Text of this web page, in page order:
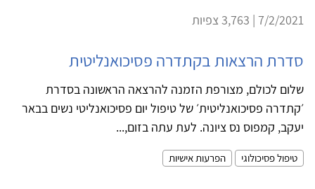
7/2/2021 | 3,763 צפיות
סדרת הרצאות בקתדרה פסיכואנליטית
שלום לכולם, מצורפת הזמנה להרצאה הראשונה בסדרת
׳קתדרה פסיכואנליטית׳ של טיפול יום פסיכואנליטי נשים בבאר
יעקב, קמפוס נס ציונה. לעת עתה בזום,...
טיפול פסיכולוגי הפרעות אישיות